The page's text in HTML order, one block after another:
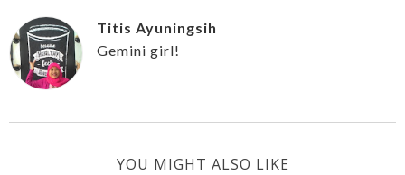
Titis Ayuningsih
Gemini girl!
YOU MIGHT ALSO LIKE